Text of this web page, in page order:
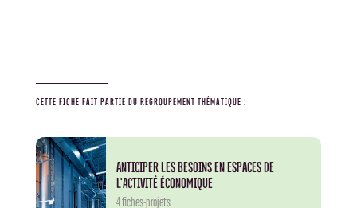
CETTE FICHE FAIT PARTIE DU REGROUPEMENT THÉMATIQUE :
ANTICIPER LES BESOINS EN ESPACES DE
L'ACTIVITÉ ÉCONOMIQUE
4 fiches-projets